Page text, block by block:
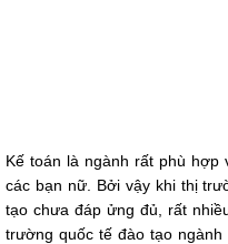
Kế toán là ngành rất phù hợp
các bạn nữ. Bởi vậy khi thị
tạo chưa đáp ửng đủ, rất
trường quốc tế đào tạo